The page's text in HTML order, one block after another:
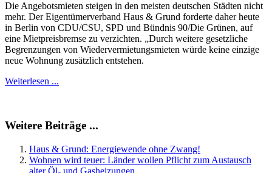
Die Angebotsmieten steigen in den meisten deutschen Städten nicht
mehr. Der Eigentümerverband Haus & Grund forderte daher heute
in Berlin von CDU/CSU, SPD und Bündnis 90/Die Grünen, auf
eine Mietpreisbremse zu verzichten. „Durch weitere gesetzliche
Begrenzungen von Wiedervermietungsmieten würde keine einzige
neue Wohnung zusätzlich entstehen.
Weiterlesen ...
Weitere Beiträge ...
Haus & Grund: Energiewende ohne Zwang!
Wohnen wird teuer: Länder wollen Pflicht zum Austausch
alter Öl- und Gasheizungen